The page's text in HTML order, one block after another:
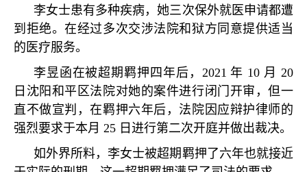
李女士患有多种疾病，她三次保外就医申请都遭
到拒绝。在经过多次交涉法院和狱方同意提供适当
的医疗服务。
李昱函在被超期羁押四年后， 2021年 10 月 20
日沈阳和平区法院对她的案件进行闭门开审，但一
直不做宣判，在羁押六年后，法院因应辩护律师的
强烈要求于本月 25 日进行第二次开庭并做出裁决。
如外界所料，李女士被超期羁押了六年也就接近